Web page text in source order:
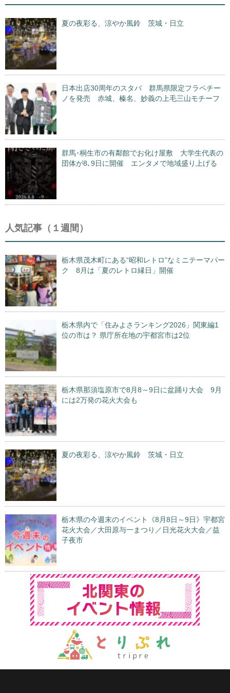
夏の夜彩る、涼やか風鈴 茨城・日立
日本出店30周年のスタバ 群馬県限定フラペチー
ノを発売 赤城、榛名、妙義の上毛三山モチーフ
群馬･桐生市の有鄰館でお化け屋敷 大学生代表の
団体が8､9日に開催 エンタメで地域盛り上げる
人気記事（１週間）
栃木県茂木町にある“昭和レトロ”なミニテーマパー
ク 8月は「夏のレトロ縁日」開催
栃木県内で「住みよさランキング2026」関東編1
位の市は？ 県庁所在地の宇都宮市は2位
栃木県那須塩原市で8月8～9日に盆踊り大会 9月
には2万発の花火大会も
夏の夜彩る、涼やか風鈴 茨城・日立
栃木県の今週末のイベント《8月8日～9日》宇都宮
花火大会／大田原与一まつり／日光花火大会／益
子夜市